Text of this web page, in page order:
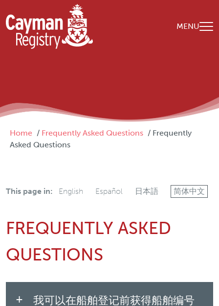
Skip to main content
MENU
Breadcrumb
Home Frequently Asked Questions
Frequently
Asked Questions
This page in: English Español 日本語 简体中文
FREQUENTLY ASKED
QUESTIONS
我可以在船舶登记前获得船舶编号